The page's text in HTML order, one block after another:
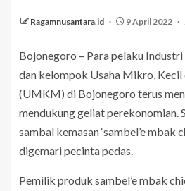
Ragamnusantara.id 9 April 2022
Bojonegoro – Para pelaku
dan kelompok Usaha Mikro, Kecil
(UMKM) di Bojonegoro terus
mendukung geliat perekonomian.
sambal kemasan ‘sambel’e mbak
digemari pecinta pedas.
Pemilik produk sambel’e mbak